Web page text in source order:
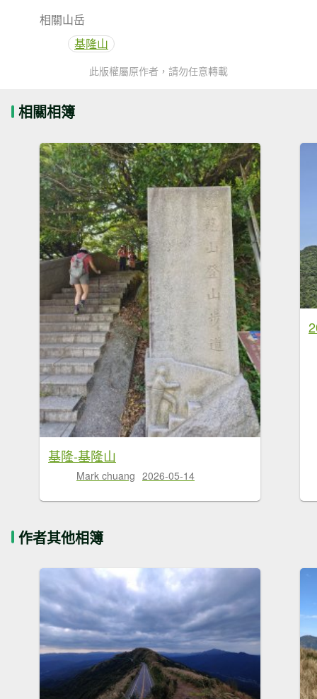
相關山岳
基隆山
此版權屬原作者，請勿任意轉載
相關相簿
基隆-基隆山
Mark chuang 2026-05-14
作者其他相簿